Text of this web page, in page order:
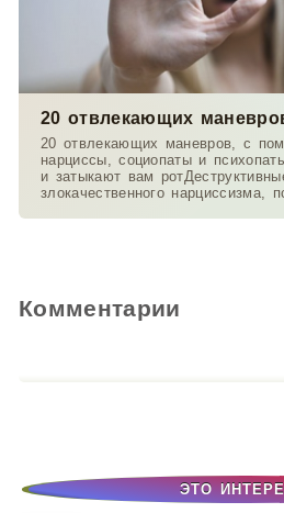
ЭТО
20 отвлекающих
20 отвлекающих маневров, с
нарциссы, социопаты и
и затыкают вам
злокачественного нарциссизма,
Комментарии